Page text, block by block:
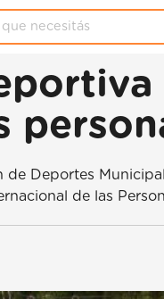
Deportes
de las